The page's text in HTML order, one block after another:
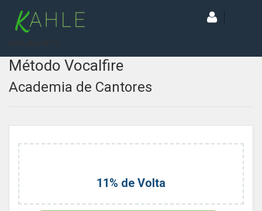
Método Vocalfire
Academia de Cantores
11% de Volta